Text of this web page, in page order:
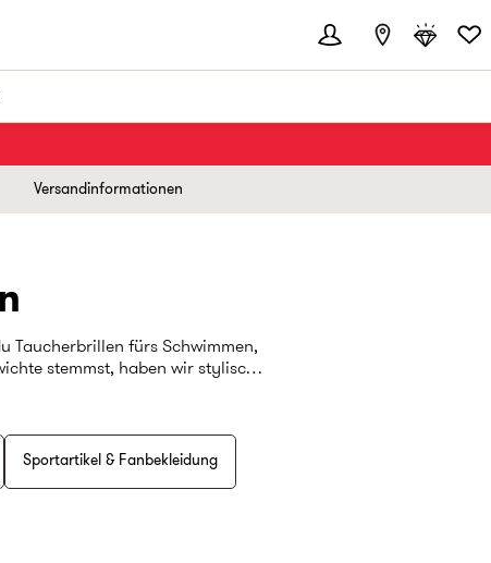
Versandinformationen
Taucherbrillen fürs Schwimmen,
stemmst, haben wir stylische
die richtige Ausrüstung bringt
Sportartikel & Fanbekleidung